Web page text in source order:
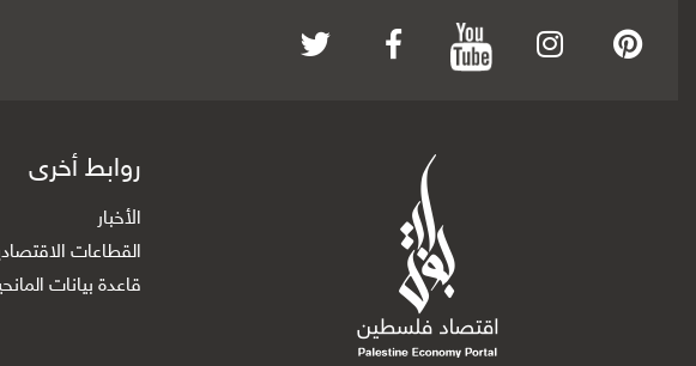
روابط أخرى
الأخبار
القطاعات
قاعدة بيانات